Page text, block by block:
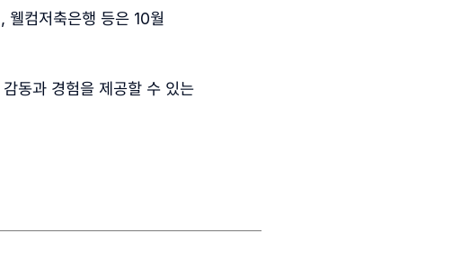
, 웰컴저축은행 등은 10월
동과 경험을 제공할 수 있는